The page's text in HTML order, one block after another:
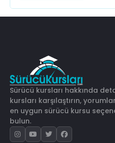
Sürücü kursları hakkında
kursları karşılaştırın,
en uygun sürücü kursu
bulun.